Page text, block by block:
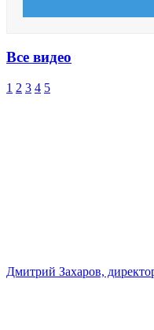
Все видео
1 2 3 4 5
Дмитрий Захаров,